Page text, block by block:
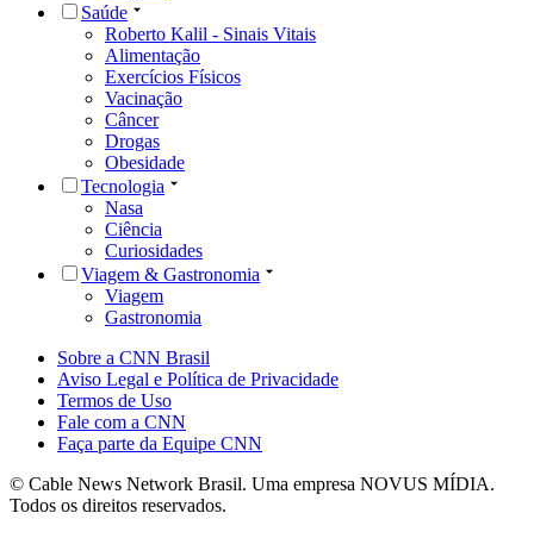
Saúde
Roberto Kalil - Sinais Vitais
Alimentação
Exercícios Físicos
Vacinação
Câncer
Drogas
Obesidade
Tecnologia
Nasa
Ciência
Curiosidades
Viagem & Gastronomia
Viagem
Gastronomia
Sobre a CNN Brasil
Aviso Legal e Política de Privacidade
Termos de Uso
Fale com a CNN
Faça parte da Equipe CNN
© Cable News Network Brasil. Uma empresa NOVUS MÍDIA.
Todos os direitos reservados.